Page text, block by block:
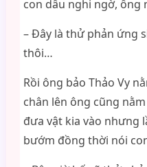
con dâu nghi ngờ, ông
– Đây là thử phản ứng
thôi…
Rồi ông bảo Thảo Vy
chân lên ông cũng
đưa vật kia vào nhưng
bướm đồng thời nói